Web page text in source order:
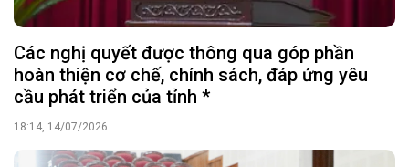
Các nghị quyết được thông qua góp phần
hoàn thiện cơ chế, chính sách, đáp ứng yêu
cầu phát triển của tỉnh *
18:14, 14/07/2026